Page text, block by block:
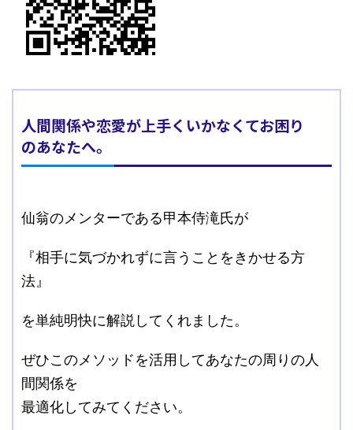
人間関係や恋愛が上手くいかなくてお困り
のあなたへ。
仙翁のメンターである甲本侍滝氏が
『相手に気づかれずに言うことをきかせる方
法』
を単純明快に解説してくれました。
ぜひこのメソッドを活用してあなたの周りの人
間関係を
最適化してみてください。